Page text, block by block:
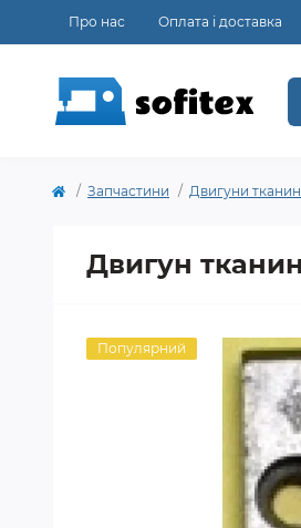
Про нас Оплата і доставка
Запчастини Двигуни
Двигун
Популярний